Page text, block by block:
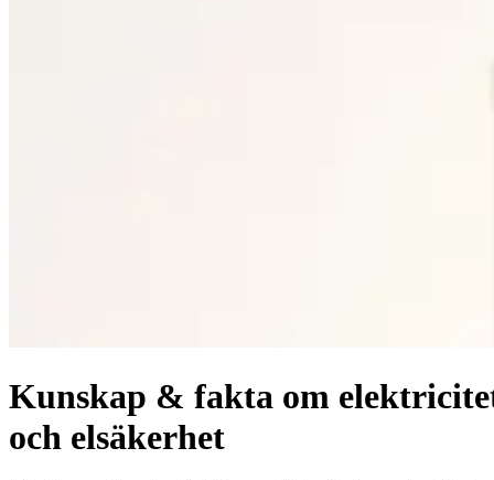
Kunskap & fakta om
och elsäkerhet